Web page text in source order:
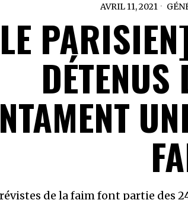
AVRIL 11, 2021
DÉTENUS
de la faim font partie des